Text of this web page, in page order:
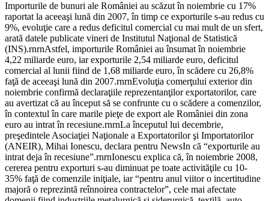
Importurile de bunuri ale României au scăzut în noiembrie cu 17%
raportat la aceeaşi lună din 2007, în timp ce exporturile s-au redus cu
9%, evoluţie care a redus deficitul comercial cu mai mult de un sfert,
arată datele publicate vineri de Institutul Naţional de Statistică
(INS).rnrnAstfel, importurile României au însumat în noiembrie
4,22 miliarde euro, iar exporturile 2,54 miliarde euro, deficitul
comercial al lunii fiind de 1,68 miliarde euro, în scădere cu 26,8%
faţă de aceeaşi lună din 2007.rnrnEvoluţia comerţului exterior din
noiembrie confirmă declaraţiile reprezentanţilor exportatorilor, care
au avertizat că au început să se confrunte cu o scădere a comenzilor,
în contextul în care marile pieţe de export ale României din zona
euro au intrat în recesiune.rnrnLa începutul lui decembrie,
preşedintele Asociaţiei Naţionale a Exportatorilor şi Importatorilor
(ANEIR), Mihai Ionescu, declara pentru NewsIn că “exporturile au
intrat deja în recesiune”.rnrnIonescu explica că, în noiembrie 2008,
cererea pentru exporturi s-au diminuat pe toate activităţile cu 10-
35% faţă de comenzile iniţiale, iar “pentru anul viitor o incertitudine
majoră o reprezintă reînnoirea contractelor”, cele mai afectate